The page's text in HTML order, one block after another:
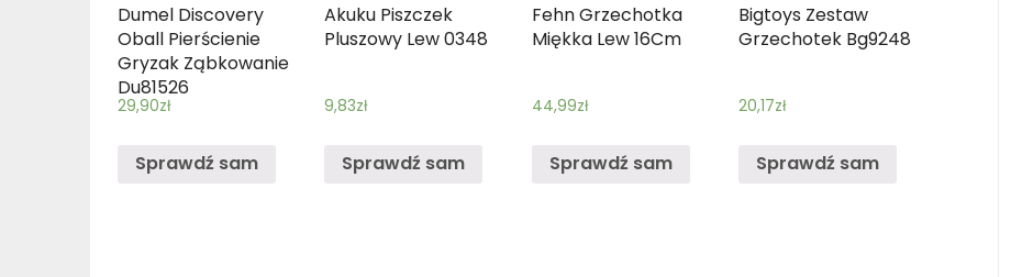
Dumel Discovery
Oball Pierścienie
Gryzak Ząbkowanie
Du81526
29,90zł
Sprawdź sam
Akuku Piszczek
Pluszowy Lew 0348
9,83zł
Sprawdź sam
Fehn Grzechotka
Miękka Lew 16Cm
44,99zł
Sprawdź sam
Bigtoys Zestaw
Grzechotek Bg9248
20,17zł
Sprawdź sam